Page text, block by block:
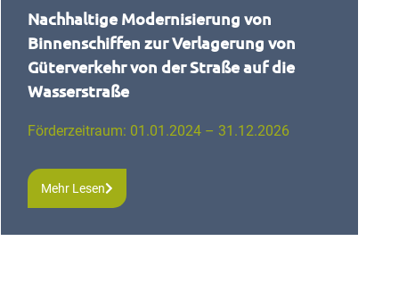
Nachhaltige Modernisierung von
Binnenschiffen zur Verlagerung von
Güterverkehr von der Straße auf die
Wasserstraße
Förderzeitraum: 01.01.2024 – 31.12.2026
Mehr Lesen